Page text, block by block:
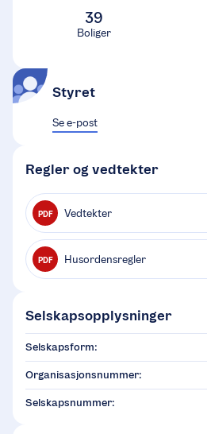
39
Boliger
Styret
Se e-post
Regler og vedtekter
PDF Vedtekter
PDF Husordensregler
Selskapsopplysninger
Selskapsform:
Organisasjonsnummer:
Selskapsnummer: